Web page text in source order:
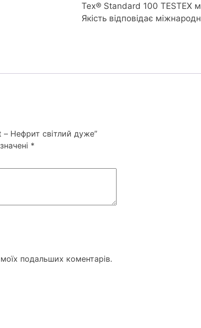
Tex® Standard 100 TESTEX
Якість відповідає
Нефрит світлий дуже”
*
подальших коментарів.